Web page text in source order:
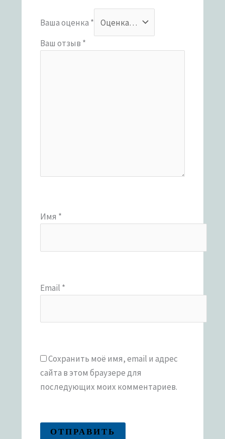
Ваша оценка *
Ваш отзыв *
Имя *
Email *
Сохранить моё имя, email и адрес
сайта в этом браузере для
последующих моих комментариев.